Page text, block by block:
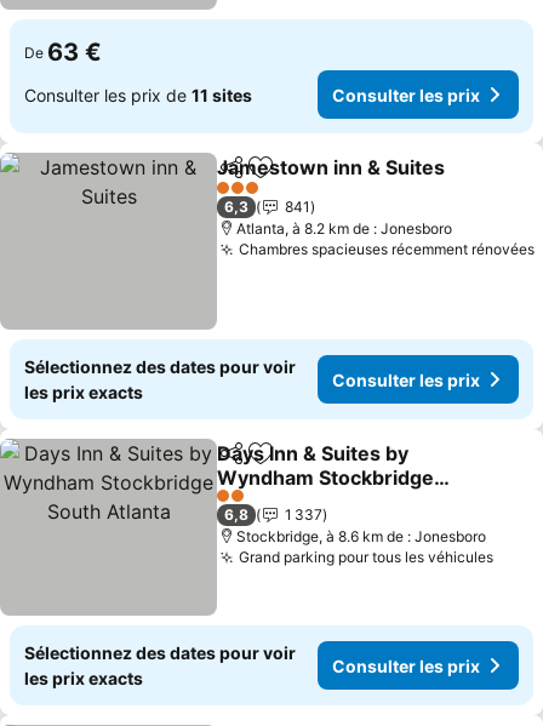
De 63 €
Consulter les prix de 11 sites Consulter les prix
PartagerAjouter à mes favoris
Jamestown inn & Suites
3 Étoiles
6,3
841
Atlanta, à 8.2 km de : Jonesboro
Chambres spacieuses récemment rénovées
Sélectionnez des dates pour voir
les prix exacts
Consulter les prix
PartagerAjouter à mes favoris
Days Inn & Suites by
Wyndham Stockbridge
South Atlanta
2 Étoiles
6,8
1 337
Stockbridge, à 8.6 km de : Jonesboro
Grand parking pour tous les véhicules
Sélectionnez des dates pour voir
les prix exacts
Consulter les prix